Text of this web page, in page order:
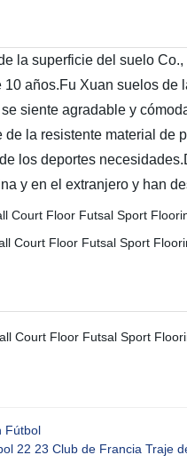
la superficie del suelo
años.Fu Xuan suelos
siente agradable y
la resistente material
los deportes
y en el extranjero y han
Fútbol
22 23 Club de Francia